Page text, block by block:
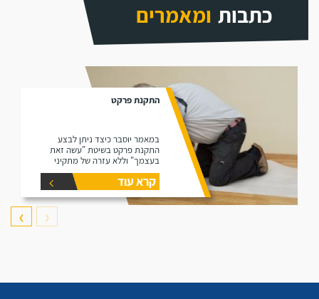
כתבות ומאמרים
התקנת פרקט
במאמר יוסבר כיצד ניתן לבצע
התקנת פרקט בשיטת "עשה זאת
בעצמך" וללא עזרה של מתקיני
פרקטים.
קרא עוד
❮
❯